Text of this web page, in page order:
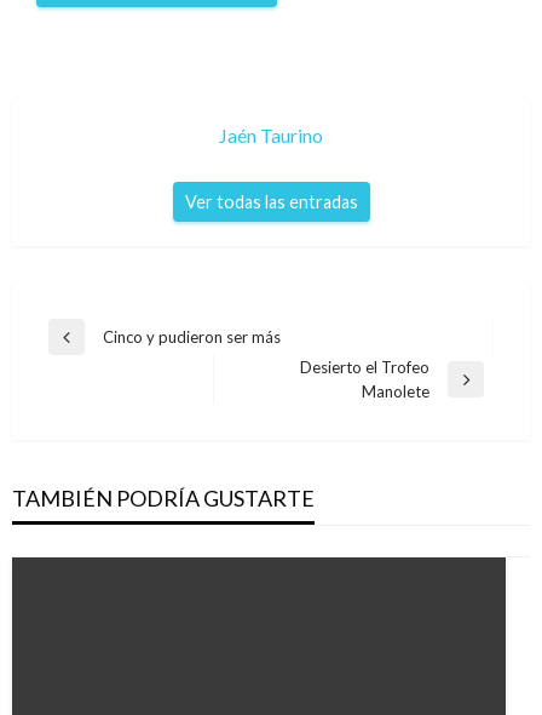
Jaén Taurino
Ver todas las entradas
Navegación
Entrada
Cinco y pudieron ser más
Desierto el Trofeo
Manolete
TAMBIÉN PODRÍA GUSTARTE